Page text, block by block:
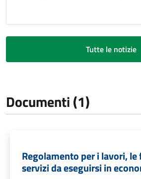
Tutte le notizie
Documenti (1)
Regolamento per i lavori,
servizi da eseguirsi in